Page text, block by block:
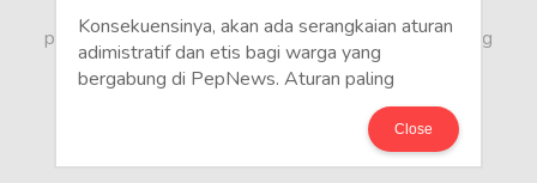
Konsekuensinya, akan ada serangkaian aturan
adimistratif dan etis bagi warga yang
bergabung di PepNews. Aturan paling
mendasar adalah setiap penulis wajib
menggunakan identitas asli sesuai kartu
keterangan penduduk. Demikian juga foto
Close
pandang tidak biasa, yang berbeda dari sudut pandang
berita media arus utama.